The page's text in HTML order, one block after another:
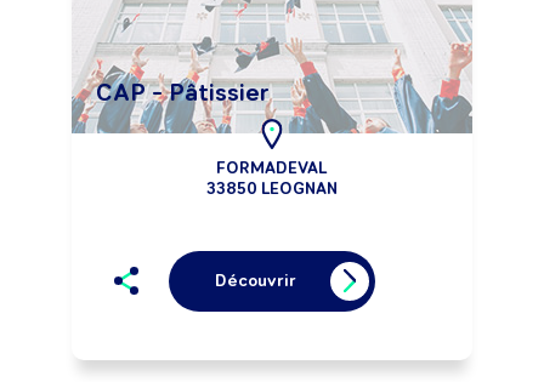
CAP - Pâtissier
FORMADEVAL
33850 LEOGNAN
Découvrir